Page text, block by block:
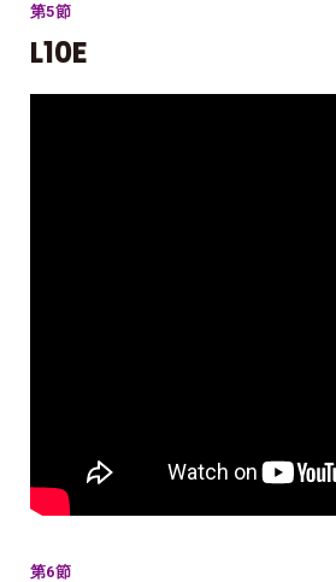
第5節
L10E
第6節